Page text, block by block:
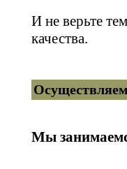
И не верьте
качества.
Мы